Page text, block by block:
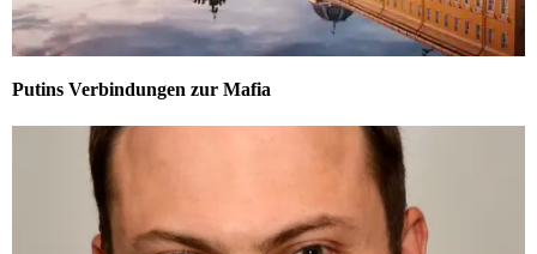
Putins Verbindungen zur Mafia